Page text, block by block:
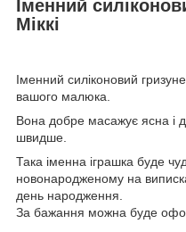
Іменний
Міккі
Іменний силіконовий
вашого малюка.
Вона добре масажує ясна і
швидше.
Така іменна іграшка буде
новонародженому на
день народження.
За бажання можна буде